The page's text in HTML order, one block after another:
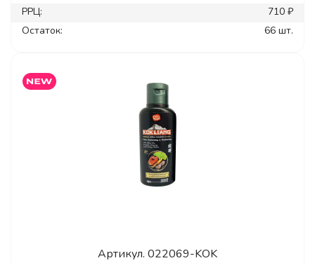
РРЦ:
710 ₽
Остаток:
66 шт.
Артикул. 022069-KOK